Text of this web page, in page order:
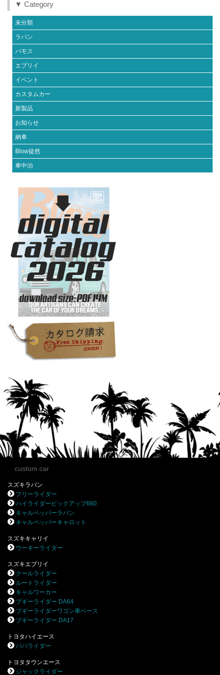
▼ Category
未分類
ラパン
バモス
エブリイ
イベント
カスタムカー
新製品
お知らせ
納車
Blow徒然
車中泊
custom car
スズキラパン
フリーライダー
ハイライダーピックアップ660
キャルペッパーラパン
キャルペッパーキャロット
スズキキャリイ
ウーキーライダー
スズキエブリイ
クールライダー
ルートライダー
キャルワーカー
ブギーライダー DA64
ブギーライダーワゴン車ベース
ブギーライダー DA17
トヨタハイエース
パパライダー
トヨタタウンエース
ジャックライダー